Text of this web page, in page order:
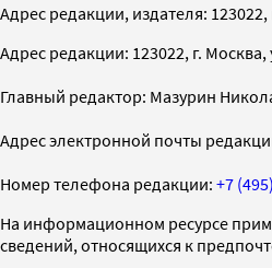
Адрес редакции, издателя: 123022,
Адрес редакции: 123022, г. Москва,
Главный редактор: Мазурин
Адрес электронной почты
Номер телефона редакции: +7
На информационном ресурсе
сведений, относящихся к